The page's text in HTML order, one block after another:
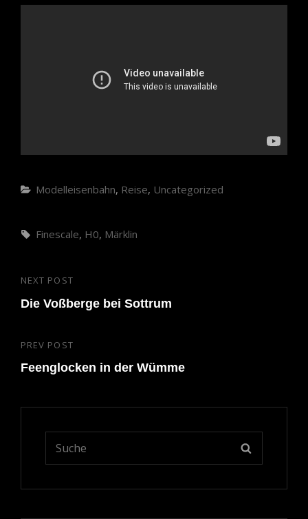
Categories
Modelleisenbahn, Reise, Uncategorized
Tags,
Finescale, H0, Märklin
Beitragsnavigation
Previous
Post
PREV POST
Feenglocken in der Wümme
Next
Post
NEXT POST
Die Voßberge bei Sottrum
Search